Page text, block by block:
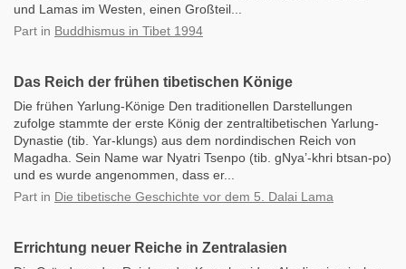
und Lamas im Westen, einen Großteil...
Part in Buddhismus in Tibet 1994
Das Reich der frühen tibetischen Könige
Die frühen Yarlung-Könige Den traditionellen Darstellungen
zufolge stammte der erste König der zentraltibetischen Yarlung-
Dynastie (tib. Yar-klungs) aus dem nordindischen Reich von
Magadha. Sein Name war Nyatri Tsenpo (tib. gNya’-khri btsan-po)
und es wurde angenommen, dass er...
Part in Die tibetische Geschichte vor dem 5. Dalai Lama
Errichtung neuer Reiche in Zentralasien